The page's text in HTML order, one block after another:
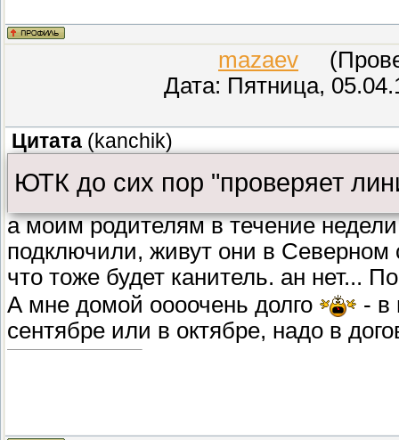
mazaev
Дата: Пятница,
Цитата (kanchik)
ЮТК до сих пор "проверяет
а моим родителям в течение
подключили, живут они в
что тоже будет канитель. ан нет...
А мне домой оооочень долго
- в
сентябре или в октябре, надо в